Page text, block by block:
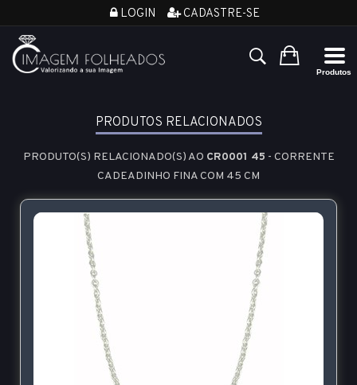
LOGIN CADASTRE-SE
PRODUTOS RELACIONADOS
PRODUTO(S) RELACIONADO(S) AO CR0001 45 - CORRENTE
CADEADINHO FINA COM 45 CM